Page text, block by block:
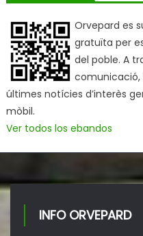
Orvepard es
gratuïta per
del poble. A
comunicació,
últimes notícies d’interès
mòbil.
Ver todos los ebandos
INFO ORVEPARD